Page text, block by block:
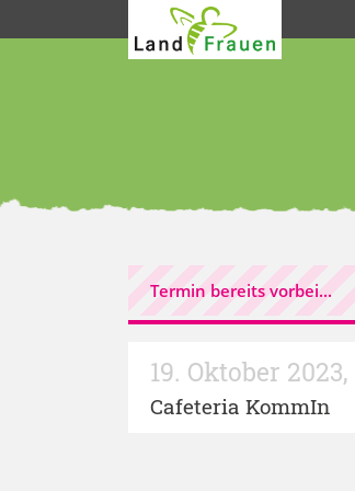
Termin bereits vorbei...
19. Oktober 2023,
Cafeteria KommIn